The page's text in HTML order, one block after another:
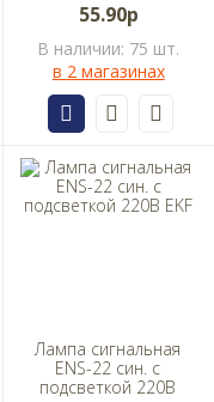
55.90р
В наличии: 75 шт.
в 2 магазинах
Лампа сигнальная
ENS-22 син. с
подсветкой 220В